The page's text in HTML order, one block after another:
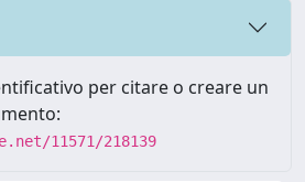
per citare o creare un
11571/218139